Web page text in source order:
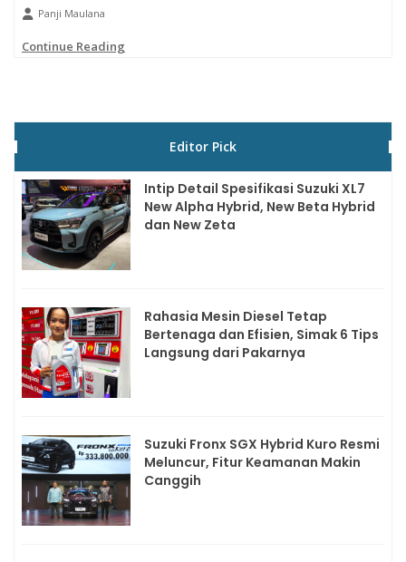
Panji Maulana
Continue Reading
Editor Pick
Intip Detail Spesifikasi Suzuki XL7
New Alpha Hybrid, New Beta Hybrid
dan New Zeta
Rahasia Mesin Diesel Tetap
Bertenaga dan Efisien, Simak 6 Tips
Langsung dari Pakarnya
Suzuki Fronx SGX Hybrid Kuro Resmi
Meluncur, Fitur Keamanan Makin
Canggih